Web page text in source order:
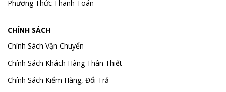
Phương Thức Thanh Toán
CHÍNH SÁCH
Chính Sách Vận Chuyển
Chính Sách Khách Hàng Thân Thiết
Chính Sách Kiểm Hàng, Đổi Trả